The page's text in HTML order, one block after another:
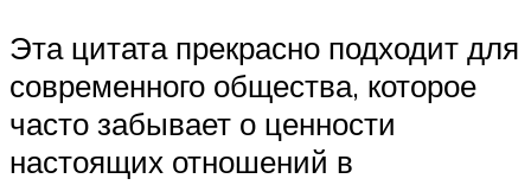
Эта цитата прекрасно подходит для
современного общества, которое
часто забывает о ценности
настоящих отношений в